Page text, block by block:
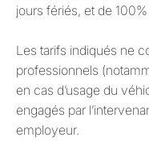
jours fériés, et de 100%
Les tarifs indiqués ne
professionnels
en cas d’usage du
engagés par
employeur.